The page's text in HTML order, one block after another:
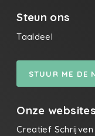
Steun ons
Taaldeel
STUUR ME DE
Onze websites
Creatief Schrijven